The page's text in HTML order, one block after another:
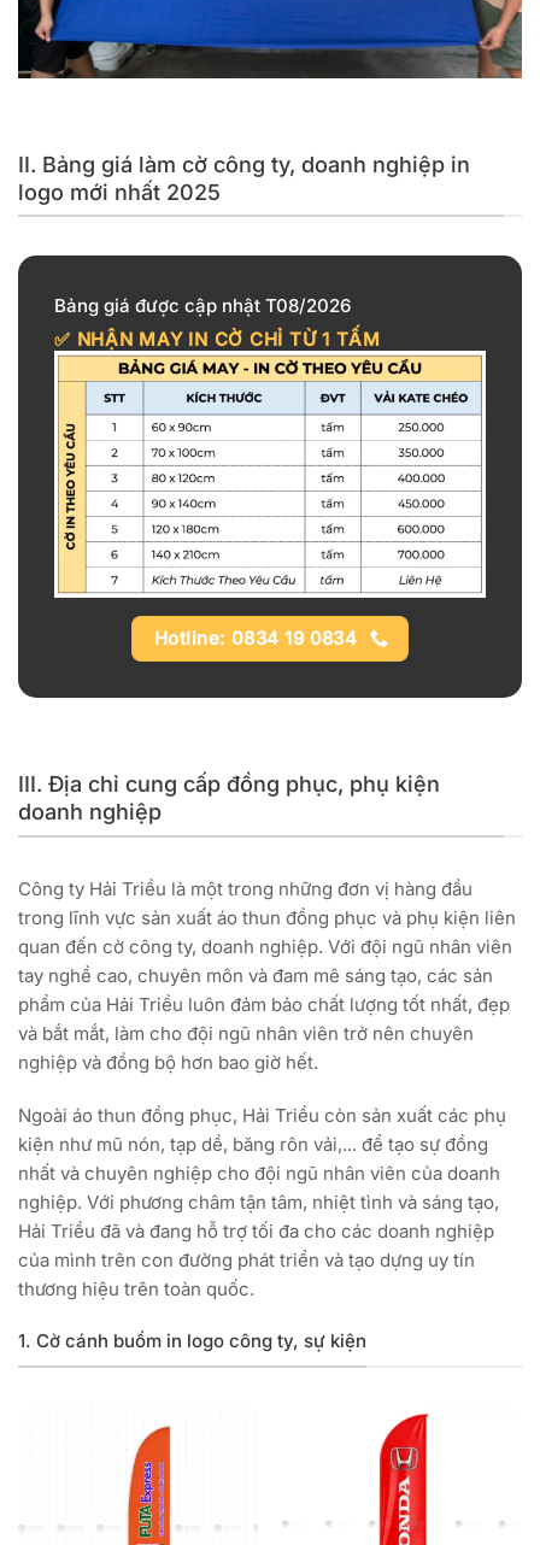
II. Bảng giá làm cờ công ty, doanh nghiệp in
logo mới nhất 2025
Bảng giá được cập nhật T08/2026
✅ NHẬN MAY IN CỜ CHỈ TỪ 1 TẤM
Hotline: 0834 19 0834
III. Địa chỉ cung cấp đồng phục, phụ kiện
doanh nghiệp
Công ty Hải Triều là một trong những đơn vị hàng đầu
trong lĩnh vực sản xuất áo thun đồng phục và phụ kiện liên
quan đến cờ công ty, doanh nghiệp. Với đội ngũ nhân viên
tay nghề cao, chuyên môn và đam mê sáng tạo, các sản
phẩm của Hải Triều luôn đảm bảo chất lượng tốt nhất, đẹp
và bắt mắt, làm cho đội ngũ nhân viên trở nên chuyên
nghiệp và đồng bộ hơn bao giờ hết.
Ngoài áo thun đồng phục, Hải Triều còn sản xuất các phụ
kiện như mũ nón, tạp dề, băng rôn vải,... để tạo sự đồng
nhất và chuyên nghiệp cho đội ngũ nhân viên của doanh
nghiệp. Với phương châm tận tâm, nhiệt tình và sáng tạo,
Hải Triều đã và đang hỗ trợ tối đa cho các doanh nghiệp
của mình trên con đường phát triển và tạo dựng uy tín
thương hiệu trên toàn quốc.
1. Cờ cánh buồm in logo công ty, sự kiện